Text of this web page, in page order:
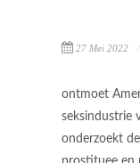
27 Mei 2022
ontmoet
seksindustrie
onderzoekt